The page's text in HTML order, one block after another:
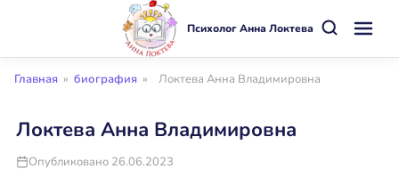
Психолог Анна Локтева
Главная » биография » Локтева Анна Владимировна
Локтева Анна Владимировна
Опубликовано 26.06.2023